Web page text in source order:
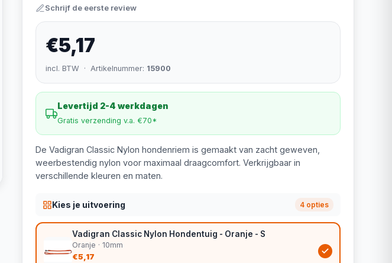
Schrijf de eerste review
€5,17
incl. BTW · Artikelnummer: 15900
Levertijd 2-4 werkdagen
Gratis verzending v.a. €70*
De Vadigran Classic Nylon hondenriem is gemaakt van zacht geweven,
weerbestendig nylon voor maximaal draagcomfort. Verkrijgbaar in
verschillende kleuren en maten.
Kies je uitvoering 4 opties
Vadigran Classic Nylon Hondentuig - Oranje - S
Oranje · 10mm
€5,17